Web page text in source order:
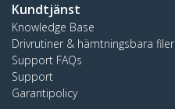
Kundtjänst
Knowledge Base
Drivrutiner & hämtningsbara filer
Support FAQs
Support
Garantipolicy